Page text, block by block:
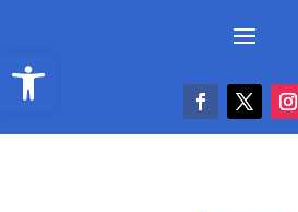
Abrir barra de herramientas